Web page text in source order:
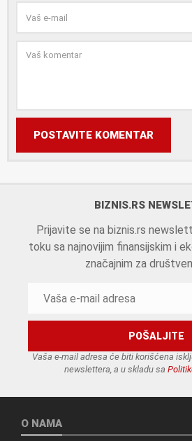
POSTAVITE KOMENTAR
BIZNIS.RS
Prijavite se na biznis.rs
toku sa najnovijim finansijskim i
značajnim za
Vaša e-mail adresa će biti korišćena
newslettera, a u skladu sa
O NAMA